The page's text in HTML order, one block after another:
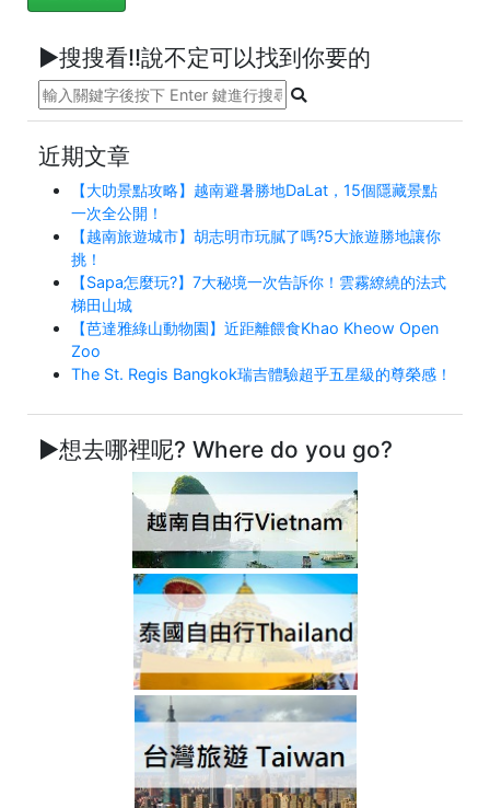
►搜搜看!!說不定可以找到你要的
近期文章
【大叻景點攻略】越南避暑勝地DaLat，15個隱藏景點
一次全公開！
【越南旅遊城市】胡志明市玩膩了嗎?5大旅遊勝地讓你
挑！
【Sapa怎麼玩?】7大秘境一次告訴你！雲霧繚繞的法式
梯田山城
【芭達雅綠山動物園】近距離餵食Khao Kheow Open
Zoo
The St. Regis Bangkok瑞吉體驗超乎五星級的尊榮感！
►想去哪裡呢? Where do you go?